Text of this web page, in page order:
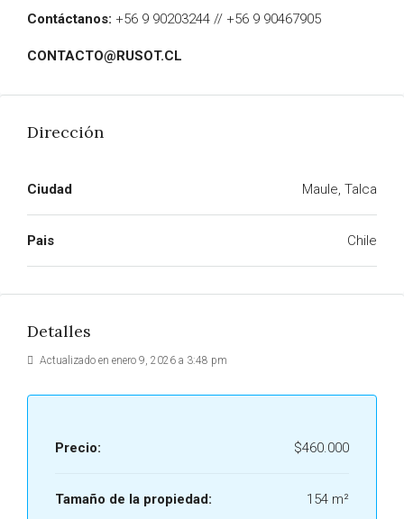
Contáctanos: +56 9 90203244 // +56 9 90467905
CONTACTO@RUSOT.CL
Dirección
Ciudad Maule, Talca
Pais Chile
Detalles
Actualizado en enero 9, 2026 a 3:48 pm
Precio: $460.000
Tamaño de la propiedad: 154 m²